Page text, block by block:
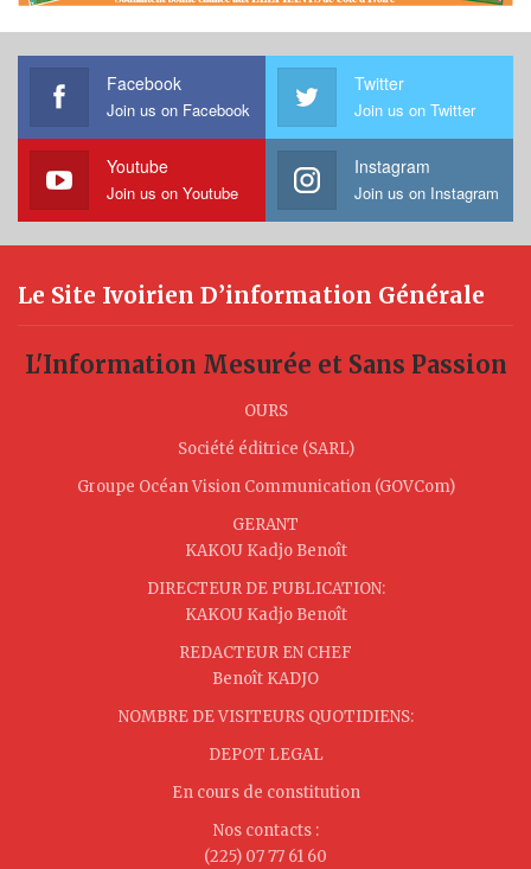
Facebook
Join us on Facebook
Twitter
Join us on Twitter
Youtube
Join us on Youtube
Instagram
Join us on Instagram
Le Site Ivoirien D’information Générale
L'Information Mesurée et Sans Passion
OURS
Société éditrice (SARL)
Groupe Océan Vision Communication (GOVCom)
GERANT
KAKOU Kadjo Benoît
DIRECTEUR DE PUBLICATION:
KAKOU Kadjo Benoît
REDACTEUR EN CHEF
Benoît KADJO
NOMBRE DE VISITEURS QUOTIDIENS:
DEPOT LEGAL
En cours de constitution
Nos contacts :
(225) 07 77 61 60